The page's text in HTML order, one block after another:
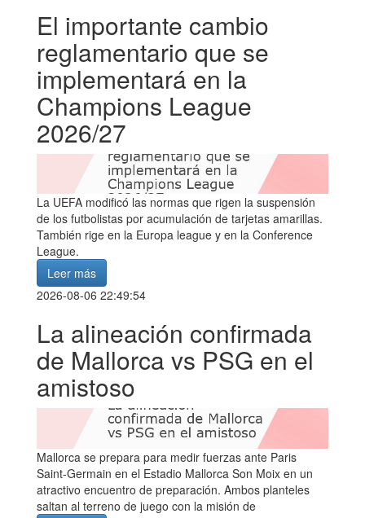
El importante cambio
reglamentario que se
implementará en la
Champions League
2026/27
La UEFA modificó las normas que rigen la suspensión
de los futbolistas por acumulación de tarjetas amarillas.
También rige en la Europa league y en la Conference
League.
Leer más
2026-08-06 22:49:54
La alineación confirmada
de Mallorca vs PSG en el
amistoso
Mallorca se prepara para medir fuerzas ante Paris
Saint-Germain en el Estadio Mallorca Son Moix en un
atractivo encuentro de preparación. Ambos planteles
saltan al terreno de juego con la misión de